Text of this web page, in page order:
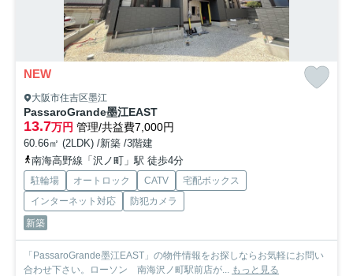
NEW
大阪市住吉区墨江
PassaroGrande墨江EAST
13.7万円 管理/共益費7,000円
60.66㎡ (2LDK) /新築 /3階建
南海高野線「沢ノ町」駅 徒歩4分
駐輪場 オートロック CATV
宅配ボックス
インターネット対応
防犯カメラ
新築
「PassaroGrande墨江EAST」の物件情報をお探しならお気軽にお問い
合わせ下さい。ローソン 南海沢ノ町駅前店が...
もっと見る